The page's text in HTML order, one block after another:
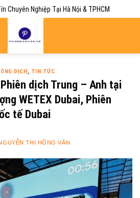
Chuyên Nghiệp Tại Hà Nội & TPHCM
DỊCH, TIN TỨC
dịch Trung – Anh tại
WETEX Dubai, Phiên
tế Dubai
THỊ HỒNG VÂN